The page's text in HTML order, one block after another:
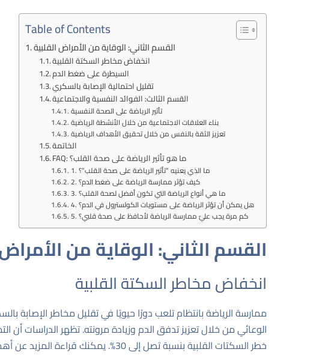
Table of Contents
القسم الثاني: الوقاية من الأمراض القلبية
انخفاض مخاطر السكتة القلبية
السيطرة على ضغط الدم
تقليل احتمالية الإصابة بالسكري
القسم الثالث: الفوائد النفسية والاجتماعية
تأثير الرياضة على الصحة النفسية
بناء العلاقات الاجتماعية من خلال الأنشطة الرياضية
تعزيز الثقة بالنفس من خلال تحقيق الأهداف الرياضية
الخاتمة
FAQ: ما هو تأثير الرياضة على صحة القلب؟
1. ما الذي يعنيه “تأثير الرياضة على صحة القلب”؟
2. كيف تؤثر ممارسة الرياضة على ضغط الدم؟
3. ما هي أنواع الرياضة التي تكون أفضل لصحة القلب؟
4. هل يمكن أن تؤثر الرياضة على مستويات الكولسترول في الدم؟
5. كم مرة يجب عليّ ممارسة الرياضة لأحافظ على صحة قلبي؟
القسم الثاني: الوقاية من
انخفاض مخاطر السكتة القلبية
ممارسة الرياضة بانتظام تلعب دورًا حيويًا في تقليل مخاطر الإصابة
الوعائي من خلال تعزيز تدفق الدم وزيادة مرونته. تظهر الدراسات أن
خطر السكتات القلبية بنسبة تصل إلى 30%. يمكنك قراءة المزيد عن أهمية الرياضة في الوقاية من الأمراض عبر